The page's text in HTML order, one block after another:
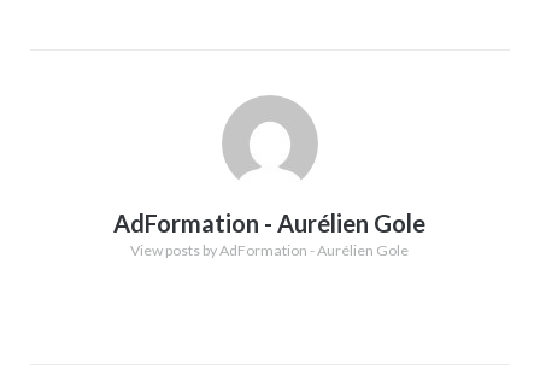
AdFormation - Aurélien Gole
View posts by AdFormation - Aurélien Gole